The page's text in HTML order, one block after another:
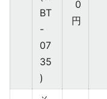
BT
-
07
35
)
0
円